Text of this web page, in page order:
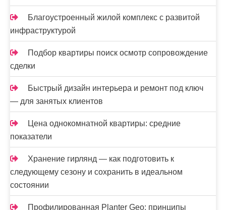
Благоустроенный жилой комплекс с развитой
инфраструктурой
Подбор квартиры поиск осмотр сопровождение
сделки
Быстрый дизайн интерьера и ремонт под ключ
— для занятых клиентов
Цена однокомнатной квартиры: средние
показатели
Хранение гирлянд — как подготовить к
следующему сезону и сохранить в идеальном
состоянии
Профилированная Planter Geo: принципы